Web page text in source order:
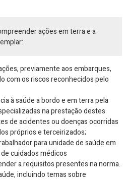
ações em terra e a
previamente aos embarques,
com os riscos reconhecidos pelo
à saúde a bordo e em terra pela
na prestação destes
de acidentes ou doenças ocorridas
próprios e terceirizados;
para unidade de saúde em
cuidados médicos
a requisitos presentes na norma.
incluindo temas sobre